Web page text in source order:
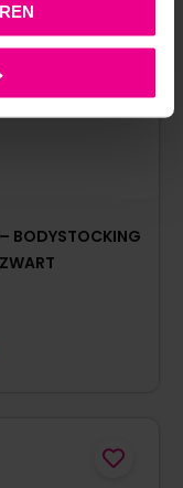
BODYSTOCKING